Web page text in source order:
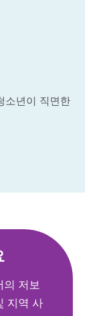
소년이 직면한
의 저보
지역 사